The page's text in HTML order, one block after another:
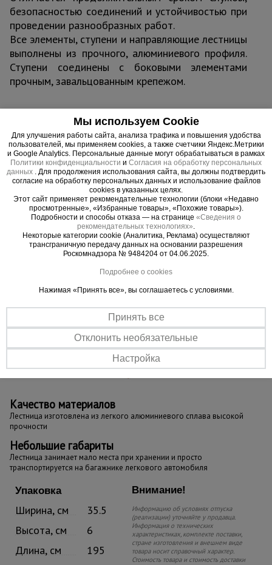
безопасностью соединений и устойчивостью при
проведении разнообразных работ.
Все элементы, ступени и направляющие лестницы
выполнены из прочного, алюминиевого профиля.
Ступени соединены с боковыми элементами
прочным, завальцованным крепежом.
Важные преимущества –
эффективная работа
Безопасный подъем
Ступени выполнены из прочного алюминиевого профиля и
надежно соединены с боковинами прочным завальцованным
крепежом, обеспечивая максимальную жесткость конструкции
Устойчивость в любой ситуации
В конструкции предусмотрены специальные наконечники,
исключающие смещение и скольжение
Качество материалов
Лестница изготовлена из легкого алюминиевого сплава высокой
прочности
Небольшие габариты
Лестница занимает мало места при хранении и просто
транспортируется на багажнике легкового автомобиля
Упаковка
Ширина, см
35.5
Высота, см
6
Длина, см
195
Внимание!
Информацию об условиях отпуска
(реализации) уточняйте у продавца.
Информация о технических
характеристиках, комплекте поставки,
стране изготовления и внешнем виде
товара носит справочный характер.
Стоимость товара и стоимость доставки
Мы используем Cookie
Для улучшения работы сайта, анализа трафика и повышения удобства
пользователей, мы применяем cookies, а также счетчики Яндекс.Метрики
и Google Analytics. Персональные данные могут обрабатываться в рамках
Политики конфиденциальности и Согласия на обработку персональных
данных
. Для продолжения использования сайта, вы должны подтвердить
согласие на обработку персональных данных и использование файлов
cookies в указанных целях.
Этот сайт применяет рекомендательные технологии (блоки «Недавно
просмотренные», «Избранные товары», «Похожие товары»).
Подробности и способы отказа — на странице «Сведения о
рекомендательных технологиях»
Некоторые категории cookie (Аналитика, Реклама) осуществляют
трансграничную передачу данных на основании разрешения
Роскомнадзора № 9484204 от 04.06.2025.
Подробнее о cookies
Нажимая «Принять все», вы соглашаетесь с условиями.
Принять все
Отклонить необязательные
Настройка